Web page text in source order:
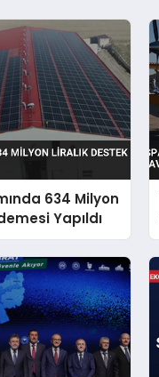
634 Milyon
Yapıldı